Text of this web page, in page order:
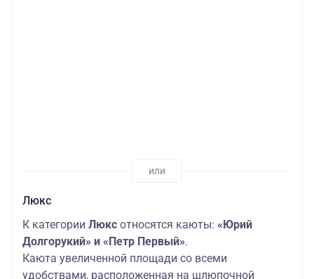
Люкс
К категории Люкс относятся каюты: «Юрий
Долгорукий» и «Петр Первый».
Каюта увеличенной площади со всеми
удобствами, расположенная на шлюпочной